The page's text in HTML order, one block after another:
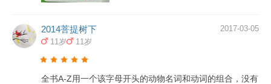
2014菩提树下
11岁 11岁
2017-03-05
全书A-Z用一个该字母开头的动物名词和动词的组合，没有